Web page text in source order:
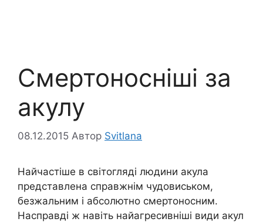
Смертоносніші за
акулу
08.12.2015 Автор Svitlana
Найчастіше в світогляді людини акула
представлена справжнім чудовиськом,
безжальним і абсолютно смертоносним.
Насправді ж навіть найагресивніші види акул